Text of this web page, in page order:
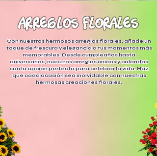
arreglos florales
Con nuestros hermosos arreglos florales, añade un
toque de frescura y elegancia a tus momentos más
memorables. Desde cumpleaños hasta
aniversarios, nuestros arreglos únicos y coloridos
son la opción perfecta para celebrar la vida. Haz
que cada ocasión sea inolvidable con nuestras
hermosas creaciones florales.